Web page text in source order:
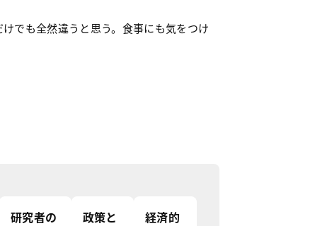
でも全然違うと思う。食事にも気をつけ
研究者の
政策と
経済的